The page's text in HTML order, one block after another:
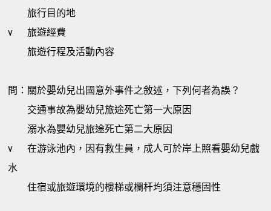
旅行目的地
v
旅遊經費
旅遊行程及活動內容
問：關於嬰幼兒出國意外事件之敘述，下列何者為誤？
交通事故為嬰幼兒旅途死亡第一大原因
溺水為嬰幼兒旅途死亡第二大原因
v
在游泳池內，因有救生員，成人可於岸上照看嬰幼兒戲
水
住宿或旅遊環境的樓梯或欄杆均須注意穩固性